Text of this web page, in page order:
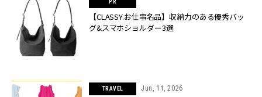
【CLASSY.お仕事名品】収納力のある優秀バッ
グ&スマホショルダー3選
TRAVEL Jun, 11, 2026